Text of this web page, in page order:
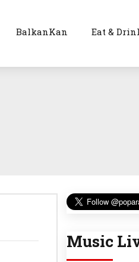
BalkanKan Eat &
Music